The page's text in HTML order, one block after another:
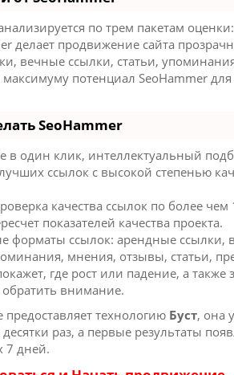
по трем пакетам
делает продвижение сайта
вечные ссылки, статьи,
максимуму потенциал SeoHammer
SeoHammer
один клик, интеллектуальный
ссылок с высокой степенью
качества ссылок по более чем
показателей качества проекта.
форматы ссылок: арендные ссылки,
мнения, отзывы, статьи,
где рост или падение, а также
внимание.
предоставляет технологию Буст, она
раз, а первые результаты
7 дней.